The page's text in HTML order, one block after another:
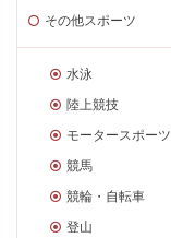
その他スポーツ
水泳
陸上競技
モータースポーツ
競馬
競輪・自転車
登山